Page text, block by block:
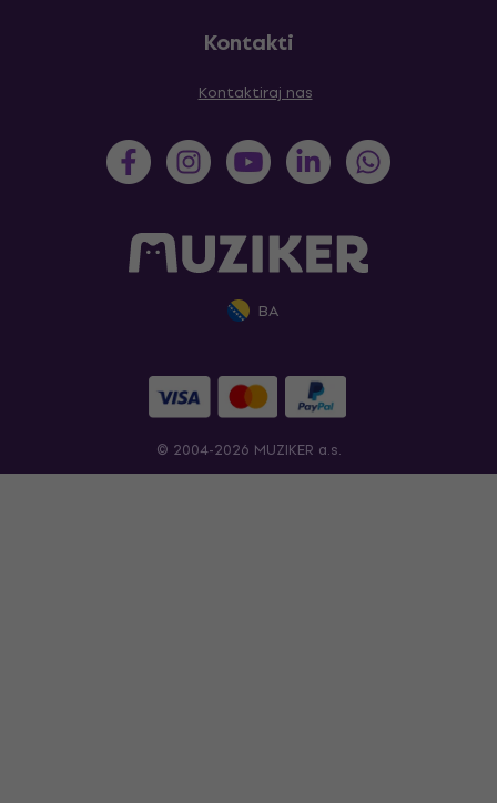
Kontakti
Kontaktiraj nas
BA
© 2004-2026 MUZIKER a.s.